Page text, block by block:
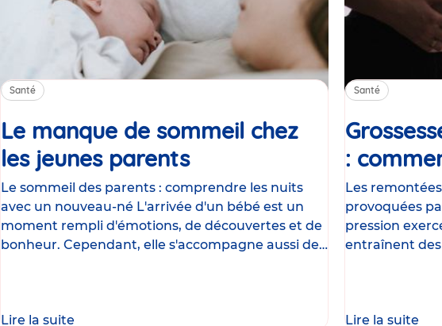
Santé
Le manque de sommeil chez
les jeunes parentsArticle
Le sommeil des parents : comprendre les nuits
avec un nouveau-né L'arrivée d'un bébé est un
moment rempli d'émotions, de découvertes et de
bonheur. Cependant, elle s'accompagne aussi de
Lire la suite
Santé
:
Les
provoquées
pression
entraînent
Lire la suite